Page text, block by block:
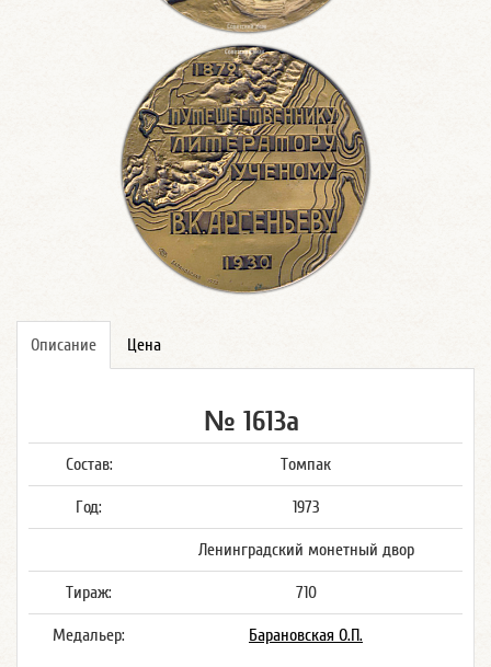
Описание Цена
№ 1613а
Состав: Томпак
Год: 1973
Ленинградский монетный двор
Тираж: 710
Медальер: Барановская О.П.